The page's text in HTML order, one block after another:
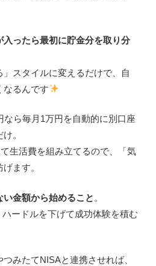
入ったら最初に貯金分を取り分
」スタイルに変えるだけで、自
なるんです
なら毎月1万円を自動的に別口座
。
生活費を組み立てるので、「気
ます。
い金額から始めること 。
ードルを下げて成功体験を積む
みたてNISAと連携させれば、